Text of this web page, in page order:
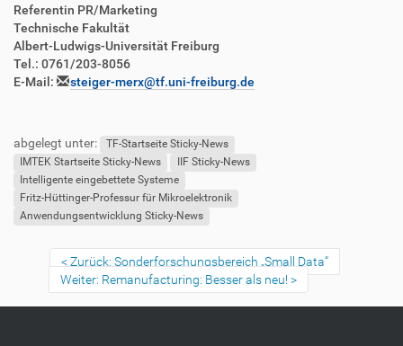
Referentin PR/Marketing
Technische Fakultät
Albert-Ludwigs-Universität Freiburg
Tel.: 0761/203-8056
E-Mail:
steiger-merx@tf.uni-freiburg.de
abgelegt unter:
TF-Startseite Sticky-News
IMTEK Startseite Sticky-News
IIF Sticky-News
Intelligente eingebettete Systeme
Fritz-Hüttinger-Professur für Mikroelektronik
Anwendungsentwicklung Sticky-News
Zurück: Sonderforschungsbereich „Small Data“
Weiter: Remanufacturing: Besser als neu!